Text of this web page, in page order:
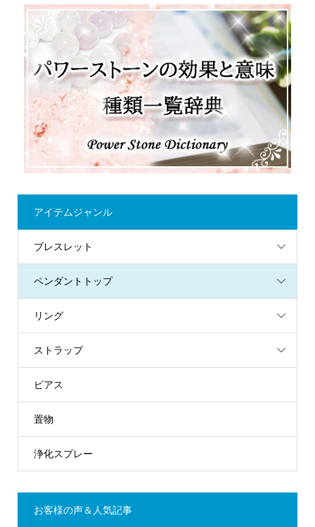
アイテムジャンル
ブレスレット
ペンダントトップ
リング
ストラップ
ピアス
置物
浄化スプレー
お客様の声＆人気記事